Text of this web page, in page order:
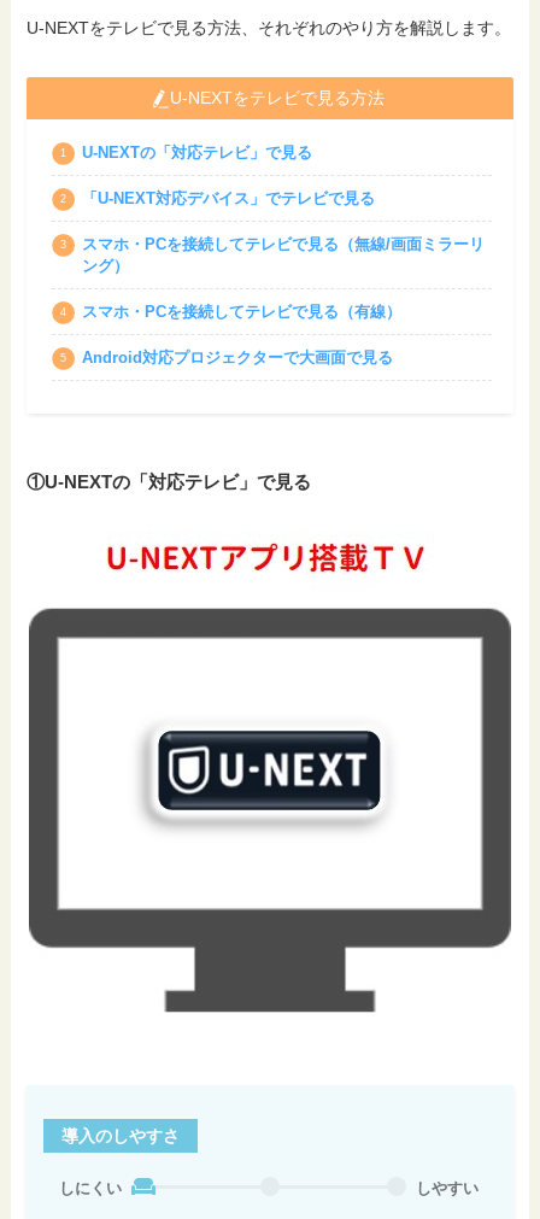
U-NEXTをテレビで見る方法、それぞれのやり方を解説します。
U-NEXTをテレビで見る方法
U-NEXTの「対応テレビ」で見る
「U-NEXT対応デバイス」でテレビで見る
スマホ・PCを接続してテレビで見る（無線/画面ミラーリ
ング）
スマホ・PCを接続してテレビで見る（有線）
Android対応プロジェクターで大画面で見る
①U-NEXTの「対応テレビ」で見る
導入のしやすさ
しにくい しやすい